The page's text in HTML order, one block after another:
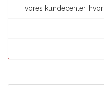
vores kundecenter,